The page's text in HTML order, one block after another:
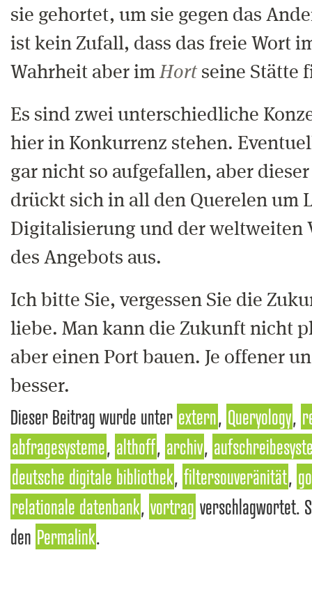
sie gehortet, um sie gegen das
ist kein Zufall, dass das freie Wort
Wahrheit aber imHortseine Stätte
Es sind zwei unterschiedliche
hier in Konkurrenz stehen.
gar nicht so aufgefallen, aber
drückt sich in all den Querelen um
Digitalisierung und der weltweiten
des Angebots aus.
Ich bitte Sie, vergessen Sie die
liebe. Man kann die Zukunft nicht
aber einen Port bauen. Je offener
besser.
Dieser Beitrag wurde unter extern, Queryology,
abfragesysteme, althoff, archiv,
deutsche digitale bibliothek, filtersouveränität,
relationale datenbank, vortrag verschlagwortet.
den Permalink.